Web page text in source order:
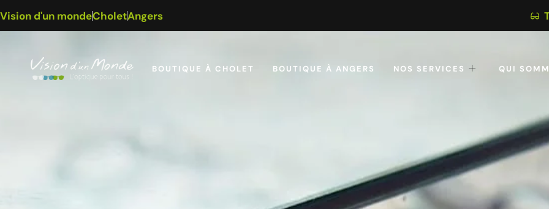
Vision d'un mondeCholetAngers
BOUTIQUE À CHOLET BOUTIQUE À ANGERS NOS SERVICES QUI